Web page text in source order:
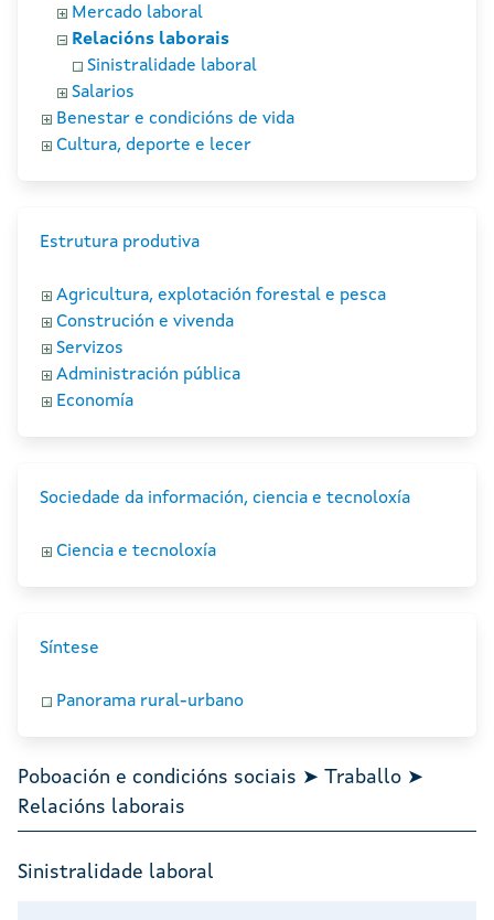
Mercado laboral
Relacións laborais
Sinistralidade laboral
Salarios
Benestar e condicións de vida
Cultura, deporte e lecer
Estrutura produtiva
Agricultura, explotación forestal e pesca
Construción e vivenda
Servizos
Administración pública
Economía
Sociedade da información, ciencia e tecnoloxía
Ciencia e tecnoloxía
Síntese
Panorama rural-urbano
Poboación e condicións sociais ➤ Traballo ➤
Relacións laborais
Sinistralidade laboral